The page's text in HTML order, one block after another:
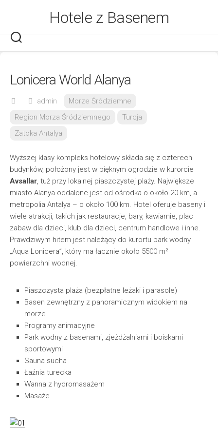
Hotele z Basenem
Lonicera World Alanya
admin
Morze Śródziemne
Region Morza Śródziemnego
Turcja
Zatoka Antalya
Wyższej klasy kompleks hotelowy składa się z czterech
budynków, położony jest w pięknym ogrodzie w kurorcie
Avsallar, tuż przy lokalnej piaszczystej plaży. Największe
miasto Alanya oddalone jest od ośrodka o około 20 km, a
metropolia Antalya – o około 100 km. Hotel oferuje baseny i
wiele atrakcji, takich jak restauracje, bary, kawiarnie, plac
zabaw dla dzieci, klub dla dzieci, centrum handlowe i inne.
Prawdziwym hitem jest należący do kurortu park wodny
„Aqua Lonicera”, który ma łącznie około 5500 m²
powierzchni wodnej.
Piaszczysta plaża (bezpłatne leżaki i parasole)
Basen zewnętrzny z panoramicznym widokiem na
morze
Programy animacyjne
Park wodny z basenami, zjeżdżalniami i boiskami
sportowymi
Sauna sucha
Łaźnia turecka
Wanna z hydromasażem
Masaże